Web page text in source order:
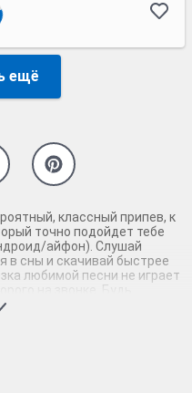
ещё
классный припев, к
точно подойдет тебе
айфон). Слушай
в сны и скачивай быстрее
любимой песни не играет
на звонке. Будь
шедевр музыки и оценит
или m4r мелодию на айфон